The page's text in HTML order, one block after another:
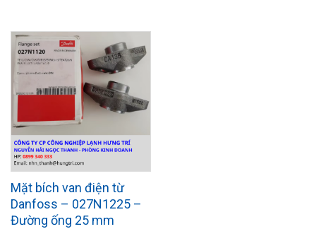
Mặt bích van điện từ
Danfoss – 027N1225 –
Đường ống 25 mm